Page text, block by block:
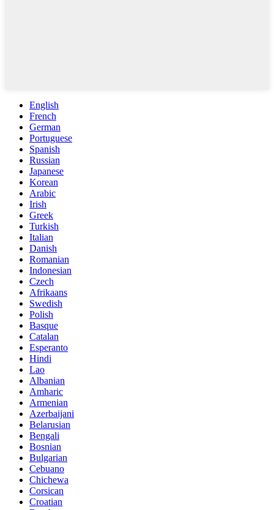
English
French
German
Portuguese
Spanish
Russian
Japanese
Korean
Arabic
Irish
Greek
Turkish
Italian
Danish
Romanian
Indonesian
Czech
Afrikaans
Swedish
Polish
Basque
Catalan
Esperanto
Hindi
Lao
Albanian
Amharic
Armenian
Azerbaijani
Belarusian
Bengali
Bosnian
Bulgarian
Cebuano
Chichewa
Corsican
Croatian